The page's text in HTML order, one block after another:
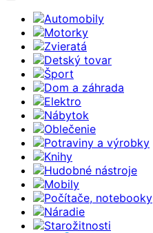
Automobily
Motorky
Zvieratá
Detský tovar
Šport
Dom a záhrada
Elektro
Nábytok
Oblečenie
Potraviny a výrobky
Knihy
Hudobné nástroje
Mobily
Počítače, notebooky
Náradie
Starožitnosti